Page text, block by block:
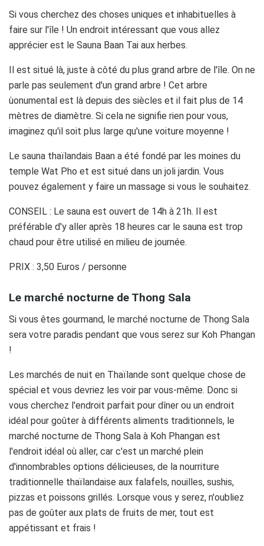
Si vous cherchez des choses uniques et inhabituelles à
faire sur l'île ! Un endroit intéressant que vous allez
apprécier est le Sauna Baan Tai aux herbes.
Il est situé là, juste à côté du plus grand arbre de l'île. On ne
parle pas seulement d'un grand arbre ! Cet arbre
ùonumental est là depuis des siècles et il fait plus de 14
mètres de diamètre. Si cela ne signifie rien pour vous,
imaginez qu'il soit plus large qu'une voiture moyenne !
Le sauna thaïlandais Baan a été fondé par les moines du
temple Wat Pho et est situé dans un joli jardin. Vous
pouvez également y faire un massage si vous le souhaitez.
CONSEIL : Le sauna est ouvert de 14h à 21h. Il est
préférable d'y aller après 18 heures car le sauna est trop
chaud pour être utilisé en milieu de journée.
PRIX : 3,50 Euros / personne
Le marché nocturne de Thong Sala
Si vous êtes gourmand, le marché nocturne de Thong Sala
sera votre paradis pendant que vous serez sur Koh Phangan
!
Les marchés de nuit en Thaïlande sont quelque chose de
spécial et vous devriez les voir par vous-même. Donc si
vous cherchez l'endroit parfait pour dîner ou un endroit
idéal pour goûter à différents aliments traditionnels, le
marché nocturne de Thong Sala à Koh Phangan est
l'endroit idéal où aller, car c'est un marché plein
d'innombrables options délicieuses, de la nourriture
traditionnelle thaïlandaise aux falafels, nouilles, sushis,
pizzas et poissons grillés. Lorsque vous y serez, n'oubliez
pas de goûter aux plats de fruits de mer, tout est
appétissant et frais !